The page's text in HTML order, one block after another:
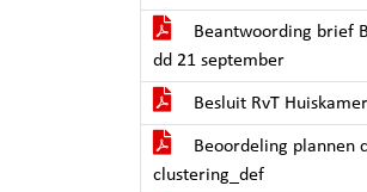
Beantwoording brief
dd 21 september
Besluit RvT Huiskamer
Beoordeling plannen
clustering_def